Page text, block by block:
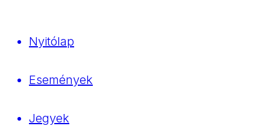
Nyitólap
Események
Jegyek